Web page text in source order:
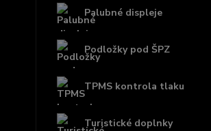
Palubné displeje
Podložky pod ŠPZ
TPMS kontrola tlaku
Turistické doplnky